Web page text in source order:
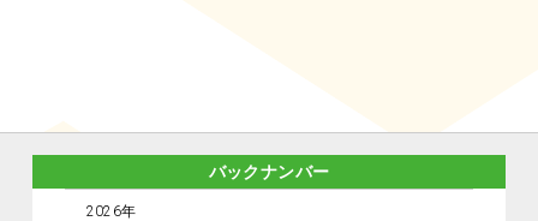
バックナンバー
2026年